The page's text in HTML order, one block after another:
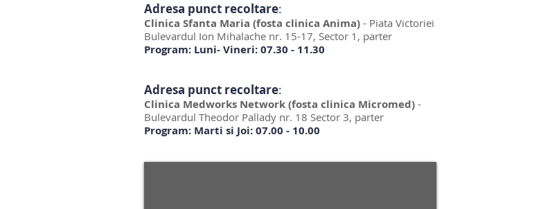
Adresa punct recoltare:
Clinica Sfanta Maria (fosta clinica Anima) - Piata Victoriei
Bulevardul Ion Mihalache nr. 15-17, Sector 1, parter
Program: Luni- Vineri: 07.30 - 11.30
Adresa punct recoltare:
Clinica Medworks Network (fosta clinica Micromed) -
Bulevardul Theodor Pallady nr. 18 Sector 3, parter
Program: Marti si Joi: 07.00 - 10.00